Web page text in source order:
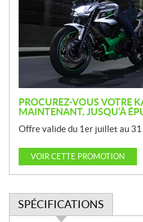
o
PROCUREZ-VOUS VOTRE
MAINTENANT, JUSQU’À
Offre valide du 1er juillet au 31
VOIR CETTE PROMOTION
SPÉCIFICATIONS